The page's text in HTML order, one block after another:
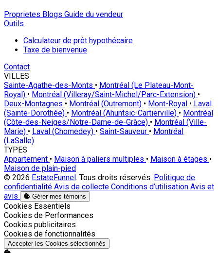
Proprietes Blogs Guide du vendeur
Outils
Calculateur de prêt hypothécaire
Taxe de bienvenue
Contact
VILLES
Sainte-Agathe-des-Monts • Montréal (Le Plateau-Mont-
Royal) • Montréal (Villeray/Saint-Michel/Parc-Extension) •
Deux-Montagnes • Montréal (Outremont) • Mont-Royal • Laval
(Sainte-Dorothée) • Montréal (Ahuntsic-Cartierville) • Montréal
(Côte-des-Neiges/Notre-Dame-de-Grâce) • Montréal (Ville-
Marie) • Laval (Chomedey) • Saint-Sauveur • Montréal
(LaSalle)
TYPES
Appartement • Maison à paliers multiples • Maison à étages •
Maison de plain-pied
© 2026 EstateFunnel. Tous droits réservés. Politique de
confidentialité Avis de collecte Conditions d’utilisation Avis et
avis
Gérer mes témoins
Activer
Cookies Essentiels
Activer
Cookies de Performances
Activer
Cookies publicitaires
Activer
Cookies de fonctionnalités
Accepter les Cookies sélectionnés